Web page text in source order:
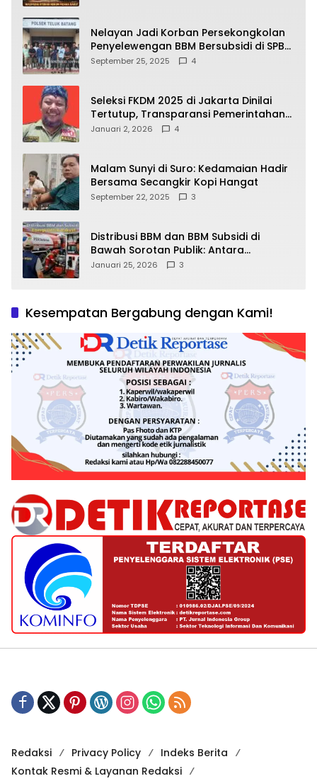
Nelayan Jadi Korban Persekongkolan
Penyelewengan BBM Bersubsidi di SPBU
64.78809 Teluk Batang
September 25, 2025 4
Seleksi FKDM 2025 di Jakarta Dinilai
Tertutup, Transparansi Pemerintahan
Pramono–Rano Dipertanyakan
Januari 2, 2026 4
Malam Sunyi di Suro: Kedamaian Hadir
Bersama Secangkir Kopi Hangat
September 22, 2025 3
Distribusi BBM dan BBM Subsidi di
Bawah Sorotan Publik: Antara
Kepentingan Negara, Hak Konsumen,
Januari 25, 2026 3
Kesempatan Bergabung dengan Kami!
Redaksi Privacy Policy
Indeks Berita
Kontak Resmi & Layanan Redaksi